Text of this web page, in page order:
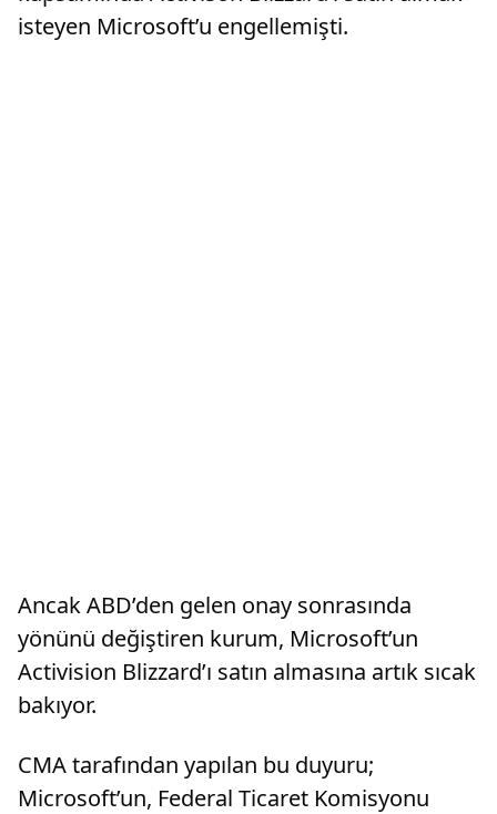
isteyen Microsoft’u engellemişti.
Ancak ABD’den gelen onay sonrasında
yönünü değiştiren kurum, Microsoft’un
Activision Blizzard’ı satın almasına artık sıcak
bakıyor.
CMA tarafından yapılan bu duyuru;
Microsoft’un, Federal Ticaret Komisyonu